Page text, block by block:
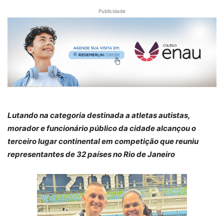
Publicidade
Lutando na categoria destinada a atletas autistas,
morador e funcionário público da cidade alcançou o
terceiro lugar continental em competição que reuniu
representantes de 32 países no Rio de Janeiro